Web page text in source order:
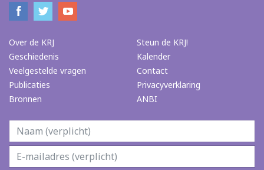
Over de KRJ
Geschiedenis
Veelgestelde vragen
Publicaties
Bronnen
Steun de KRJ!
Kalender
Contact
Privacyverklaring
ANBI